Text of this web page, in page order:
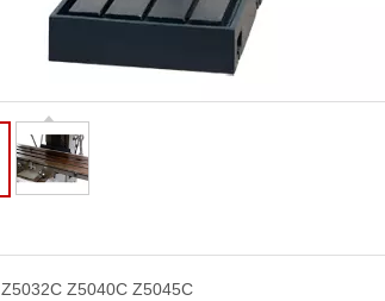
Z5032C Z5040C Z5045C